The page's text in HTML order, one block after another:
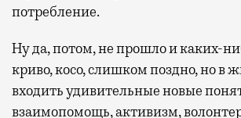
потребление.
Ну да, потом, не прошло и каких-
криво, косо, слишком поздно, но в
входить удивительные новые
взаимопомощь, активизм,